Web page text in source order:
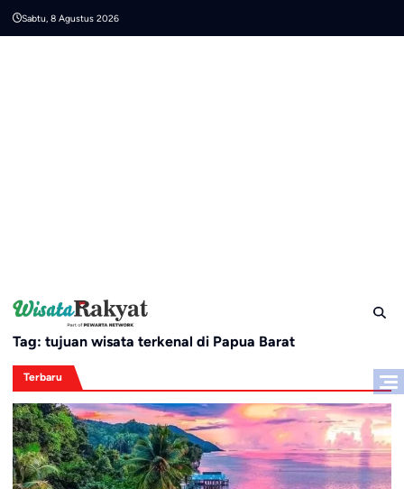
Sabtu, 8 Agustus 2026
Tag: tujuan wisata terkenal di Papua Barat
Terbaru